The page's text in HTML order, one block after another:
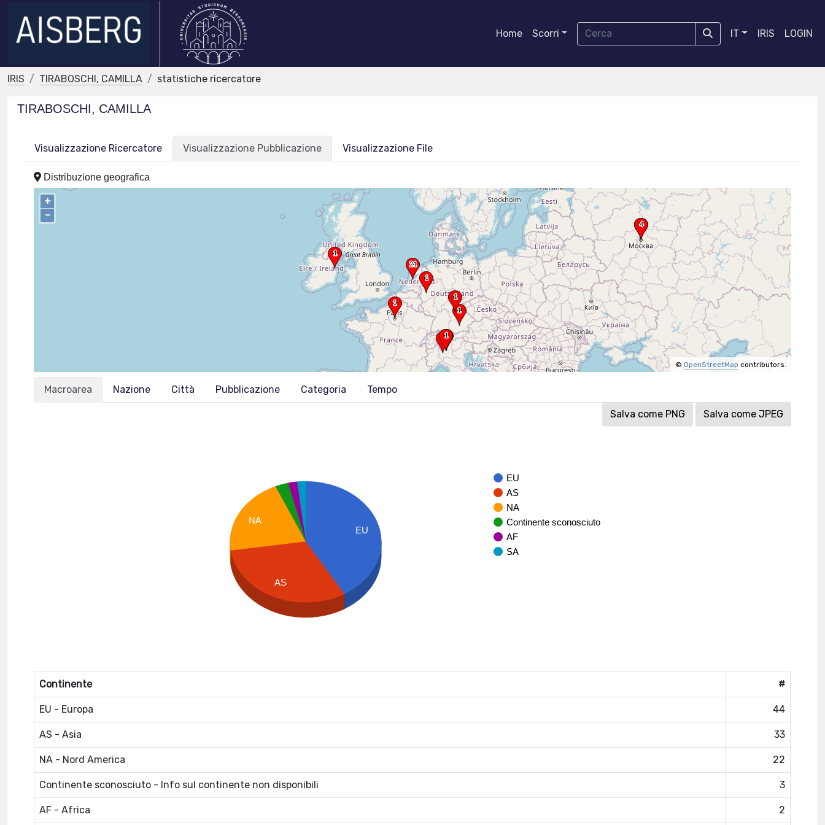
Home Scorri IT IRIS LOGIN
IRIS TIRABOSCHI, CAMILLA statistiche ricercatore
TIRABOSCHI, CAMILLA
Visualizzazione Ricercatore Visualizzazione Pubblicazione Visualizzazione File
Distribuzione geografica
+
–
© OpenStreetMap contributors.
Macroarea Nazione Città Pubblicazione Categoria Tempo
Salva come PNG Salva come JPEG
EU
AS
NA
Continente sconosciuto
AF
SA
EU
NA
AS
Continente #
EU - Europa 44
AS - Asia 33
NA - Nord America 22
Continente sconosciuto - Info sul continente non disponibili 3
AF - Africa 2